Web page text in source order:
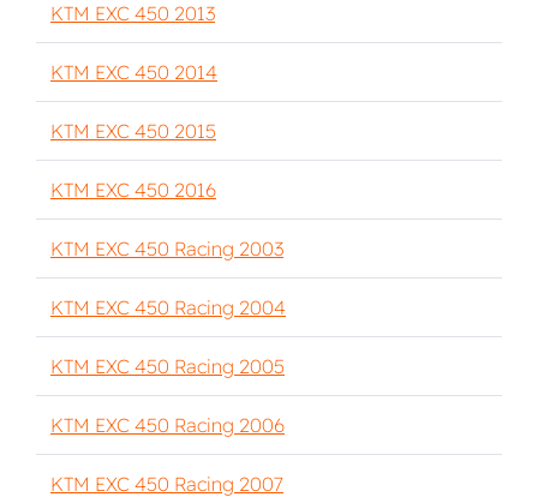
KTM EXC 450 2013
KTM EXC 450 2014
KTM EXC 450 2015
KTM EXC 450 2016
KTM EXC 450 Racing 2003
KTM EXC 450 Racing 2004
KTM EXC 450 Racing 2005
KTM EXC 450 Racing 2006
KTM EXC 450 Racing 2007